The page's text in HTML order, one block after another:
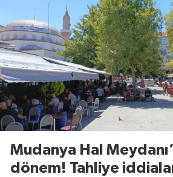
Mudanya Hal
dönem! Tahliye